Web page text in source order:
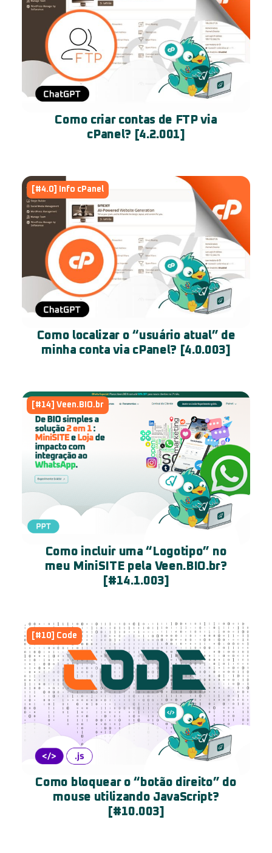
Como criar contas de FTP via
cPanel? [4.2.001]
[#4.0] Info cPanel
Como localizar o “usuário atual” de
minha conta via cPanel? [4.0.003]
[#14] Veen.BIO.br
Como incluir uma “Logotipo” no
meu MiniSITE pela Veen.BIO.br?
[#14.1.003]
[#10] Code
Como bloquear o “botão direito” do
mouse utilizando JavaScript?
[#10.003]